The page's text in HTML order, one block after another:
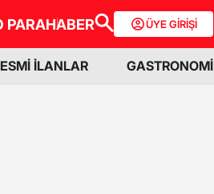
PARAHABER ÜYE GİRİŞİ
İLANLAR GASTRONOMİ